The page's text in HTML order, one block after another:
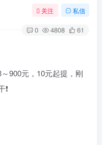
关注 私信
0 4808 61
900元，10元起提，刚